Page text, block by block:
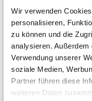
Wir verwenden
personalisieren,
zu können und die
analysieren.
Verwendung unserer
soziale Medien,
Partner führen diese
weiteren Daten
Embedded, PC-
Thermografie,
Schnittstellen,
Seminare, Bücher,